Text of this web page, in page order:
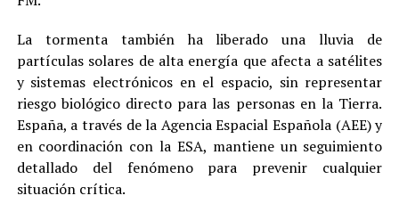
La tormenta también ha liberado una lluvia de
partículas solares de alta energía que afecta a satélites
y sistemas electrónicos en el espacio, sin representar
riesgo biológico directo para las personas en la Tierra.
España, a través de la Agencia Espacial Española (AEE) y
en coordinación con la ESA, mantiene un seguimiento
detallado del fenómeno para prevenir cualquier
situación crítica.